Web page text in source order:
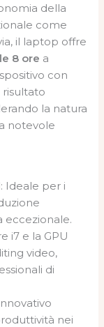
della
come
il laptop offre
8 ore a
con
risultato
la natura
notevole
: Ideale per i
eccezionale.
i7 e la GPU
video,
di
nei